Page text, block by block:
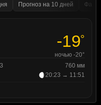
Прогноз на 10 дней
-19°
ночью -20°
760 мм
20:23 → 11:51